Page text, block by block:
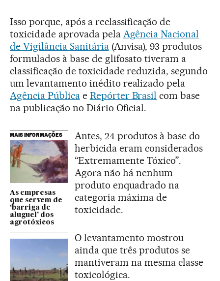
Isso porque, após a reclassificação de
toxicidade aprovada pela Agência Nacional
de Vigilância Sanitária(Anvisa), 93 produtos
formulados à base de glifosato tiveram a
classificação de toxicidade reduzida, segundo
um levantamento inédito realizado pela
Agência Públicae Repórter Brasil com base
na publicação no Diário Oficial.
MAIS INFORMAÇÕES
As empresas
que servem de
‘barriga de
aluguel’ dos
agrotóxicos
Antes, 24 produtos à base do
herbicida eram considerados
“Extremamente Tóxico”.
Agora não há nenhum
produto enquadrado na
categoria máxima de
toxicidade.
O levantamento mostrou
ainda que três produtos se
mantiveram na mesma classe
toxicológica.